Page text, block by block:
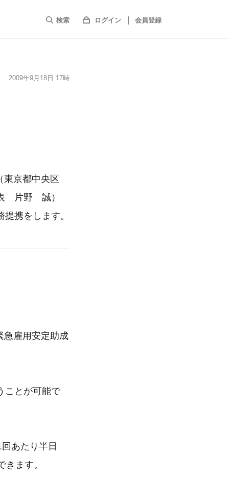
検索 ログイン 会員登録
2009年9月18日 17時
東京都中央区
片野 誠）
携をします。
急雇用安定助成
ことが可能で
あたり半日
ます。